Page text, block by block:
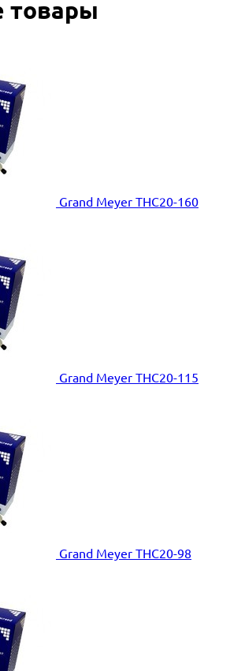
товары
Grand Meyer THC20-160
Grand Meyer THC20-115
Grand Meyer THC20-98